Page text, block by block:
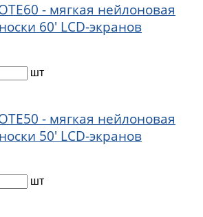
- мягкая нейлоновая
60' LCD-экранов
шт
- мягкая нейлоновая
50' LCD-экранов
шт